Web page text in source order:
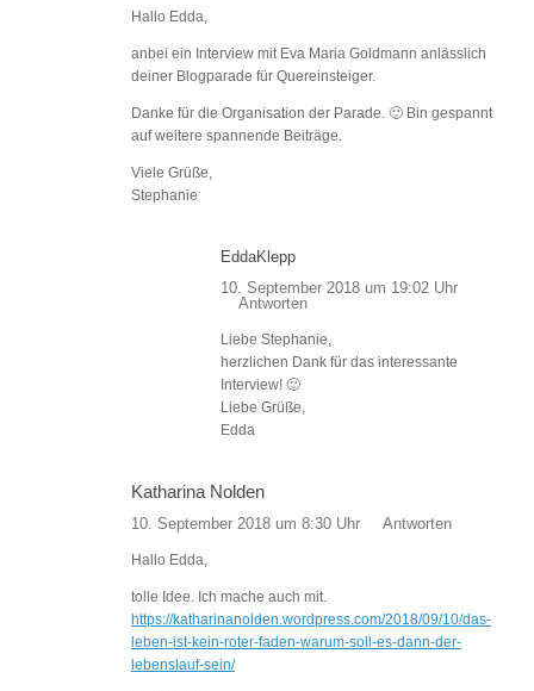
Hallo Edda,
anbei ein Interview mit Eva Maria Goldmann anlässlich
deiner Blogparade für Quereinsteiger.
Danke für die Organisation der Parade. 🙂 Bin gespannt
auf weitere spannende Beiträge.
Viele Grüße,
Stephanie
EddaKlepp
10. September 2018 um 19:02 Uhr
Antworten
Liebe Stephanie,
herzlichen Dank für das interessante
Interview! 🙂
Liebe Grüße,
Edda
Katharina Nolden
10. September 2018 um 8:30 Uhr Antworten
Hallo Edda,
tolle Idee. Ich mache auch mit.
https://katharinanolden.wordpress.com/2018/09/10/das-
leben-ist-kein-roter-faden-warum-soll-es-dann-der-
lebenslauf-sein/